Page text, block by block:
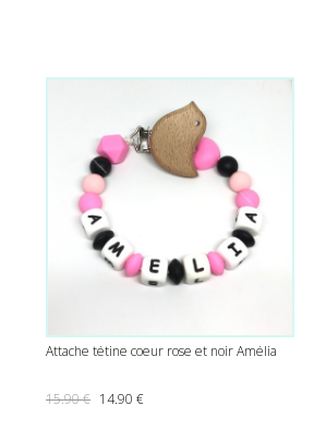
Attache tétine coeur rose et noir Amélia
15.90€ Le prix initial était : 15.90 €.
14.90 €Le prix actuel est : 14.90 €.